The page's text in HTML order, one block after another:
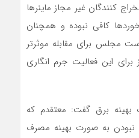
کنندگان غیر مجاز ماینرها
کافی نبوده و همچنان
است مجلس برای مقابله موثرتر
برای این فعالیت جرم انگاری
بهینه برق گفت: معتقدم که
نبودن به صورت بهینه مصرف